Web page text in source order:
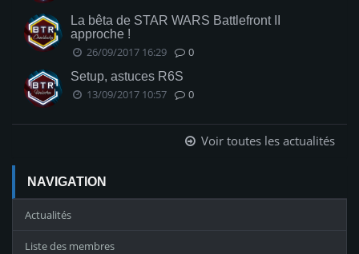
La bêta de STAR WARS Battlefront II
approche !
26/09/2017 16:29 0
Setup, astuces R6S
13/09/2017 10:57 0
Voir toutes les actualités
NAVIGATION
Actualités
Liste des membres